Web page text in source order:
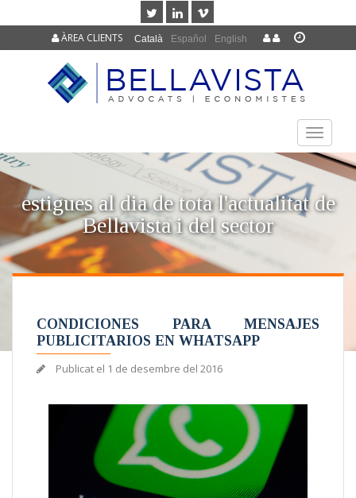
Català Español English
ÀREA CLIENTS
TOGGLE
estigues al dia de tota l'actualitat de
Bellavista i del sector
CONDICIONES PARA MENSAJES
PUBLICITARIOS EN WHATSAPP
Publicat el 1 de desembre del 2016